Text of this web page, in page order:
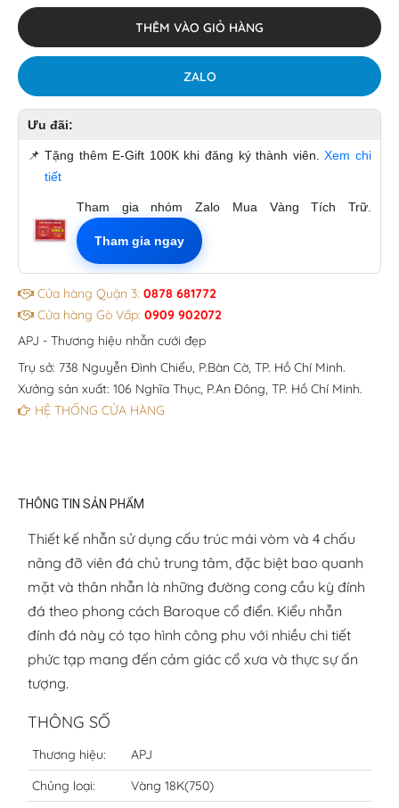
THÊM VÀO GIỎ HÀNG
ZALO
Ưu đãi:
📌 Tặng thêm E-Gift 100K khi đăng ký thành viên.Xem chi
tiết
Tham gia nhóm Zalo Mua Vàng Tích Trữ.
Tham gia ngay
Cửa hàng Quận 3: 0878 681772
Cửa hàng Gò Vấp: 0909 902072
APJ - Thương hiệu nhẫn cưới đẹp
Trụ sở: 738 Nguyễn Đình Chiểu, P.Bàn Cờ, TP. Hồ Chí Minh.
Xưởng sản xuất: 106 Nghĩa Thục, P.An Đông, TP. Hồ Chí Minh.
HỆ THỐNG CỬA HÀNG
THÔNG TIN SẢN PHẨM
Thiết kế nhẫn sử dụng cấu trúc mái vòm và 4 chấu
nâng đỡ viên đá chủ trung tâm, đặc biệt bao quanh
mặt và thân nhẫn là những đường cong cầu kỳ đính
đá theo phong cách Baroque cổ điển. Kiểu nhẫn
đính đá này có tạo hình công phu với nhiều chi tiết
phức tạp mang đến cảm giác cổ xưa và thực sự ấn
tượng.
THÔNG SỐ
Thương hiệu:
APJ
Chủng loại:
Vàng 18K(750)